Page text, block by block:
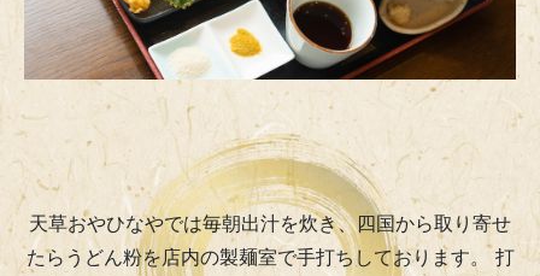
天草おやひなやでは毎朝出汁を炊き、四国から取り寄せ
たらうどん粉を店内の製麺室で手打ちしております。 打